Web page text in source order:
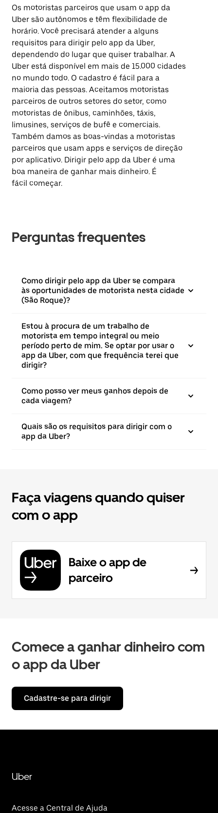
Os motoristas parceiros que usam o app da
Uber são autônomos e têm flexibilidade de
horário. Você precisará atender a alguns
requisitos para dirigir pelo app da Uber,
dependendo do lugar que quiser trabalhar. A
Uber está disponível em mais de 15.000 cidades
no mundo todo. O cadastro é fácil para a
maioria das pessoas. Aceitamos motoristas
parceiros de outros setores do setor, como
motoristas de ônibus, caminhões, táxis,
limusines, serviços de bufê e comerciais.
Também damos as boas-vindas a motoristas
parceiros que usam apps e serviços de direção
por aplicativo. Dirigir pelo app da Uber é uma
boa maneira de ganhar mais dinheiro. É
fácil começar.
Perguntas frequentes
Como dirigir pelo app da Uber se compara
às oportunidades de motorista nesta cidade
(São Roque)?
Estou à procura de um trabalho de
motorista em tempo integral ou meio
período perto de mim. Se optar por usar o
app da Uber, com que frequência terei que
dirigir?
Como posso ver meus ganhos depois de
cada viagem?
Quais são os requisitos para dirigir com o
app da Uber?
Faça viagens quando quiser
com o app
Baixe o app de
parceiro
Comece a ganhar dinheiro com
o app da Uber
Cadastre-se para dirigir
Uber
Acesse a Central de Ajuda